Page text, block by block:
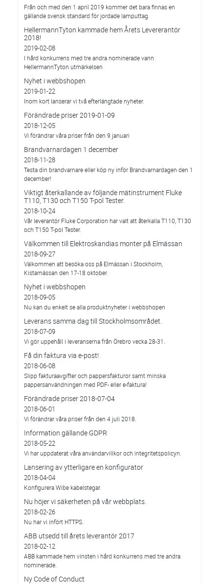
Från och med den 1 april 2019 kommer det bara finnas en
gällande svensk standard för jordade lamputtag.
HellermannTyton kammade hem Årets Levererantör
2018!
2019-02-08
I hård konkurrens med tre andra nominerade vann
HellermannTyton utmärkelsen
Nyhet i webbshopen
2019-01-22
Inom kort lanserar vi två efterlängtade nyheter.
Förändrade priser 2019-01-09
2018-12-05
Vi förändrar våra priser från den 9 januari
Brandvarnardagen 1 december
2018-11-28
Testa din brandvarnare eller köp ny inför Brandvarnardagen den 1
december!
Viktigt återkallande av följande mätinstrument Fluke
T110, T130 och T150 T-pol Tester.
2018-10-24
Vår leverantör Fluke Corporation har valt att återkalla T110, T130
och T150 T-pol Tester.
Välkommen till Elektroskandias monter på Elmässan
2018-09-27
Välkommen att besöka oss på Elmässan i Stockholm,
Kistamässan den 17-18 oktober.
Nyhet i webbshopen
2018-09-05
Nu kan du enkelt se alla produktnyheter i webbshopen
Leverans samma dag till Stockholmsområdet.
2018-07-09
Vi gör uppehåll i leveranserna från Örebro vecka 28-31.
Få din faktura via e-post!
2018-06-08
Slipp fakturaavgifter och pappersfakturor samt minska
pappersanvändningen med PDF- eller e-faktura!
Förändrade priser 2018-07-04
2018-06-01
Vi förändrar våra priser från den 4 juli 2018.
Information gällande GDPR
2018-05-22
Vi har uppdaterat våra användarvillkor och integritetspolicyn.
Lansering av ytterligare en konfigurator
2018-04-04
Konfigurera Wibe kabelstegar.
Nu höjer vi säkerheten på vår webbplats.
2018-02-26
Nu har vi infört HTTPS.
ABB utsedd till årets leverantör 2017
2018-02-12
ABB kammade hem vinsten i hård konkurrens med tre andra
nominerade.
Ny Code of Conduct